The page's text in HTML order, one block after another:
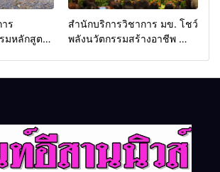
ร
มหลักสูตร
สำนักบริการวิชาการ มข. โชว์
พลังนวัตกรรมสร้างอาชีพ นำ